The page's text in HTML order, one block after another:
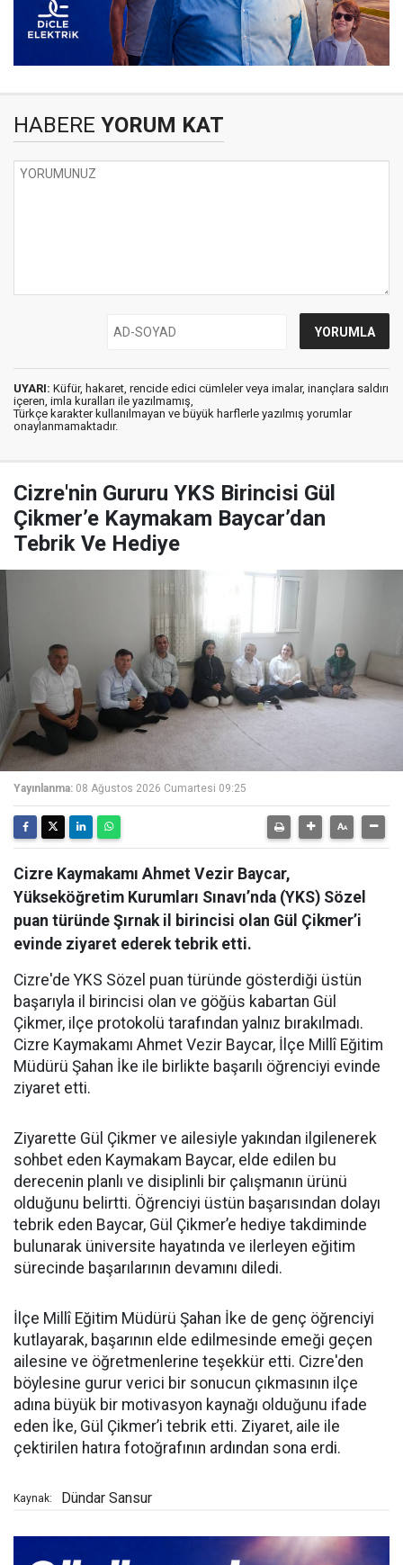
HABERE YORUM KAT
UYARI: Küfür, hakaret, rencide edici cümleler veya imalar, inançlara saldırı
içeren, imla kuralları ile yazılmamış,
Türkçe karakter kullanılmayan ve büyük harflerle yazılmış yorumlar
onaylanmamaktadır.
Cizre'nin Gururu YKS Birincisi Gül
Çikmer’e Kaymakam Baycar’dan
Tebrik Ve Hediye
Yayınlanma: 08 Ağustos 2026 Cumartesi 09:25
Cizre Kaymakamı Ahmet Vezir Baycar,
Yükseköğretim Kurumları Sınavı’nda (YKS) Sözel
puan türünde Şırnak il birincisi olan Gül Çikmer’i
evinde ziyaret ederek tebrik etti.
Cizre'de YKS Sözel puan türünde gösterdiği üstün
başarıyla il birincisi olan ve göğüs kabartan Gül
Çikmer, ilçe protokolü tarafından yalnız bırakılmadı.
Cizre Kaymakamı Ahmet Vezir Baycar, İlçe Millî Eğitim
Müdürü Şahan İke ile birlikte başarılı öğrenciyi evinde
ziyaret etti.
Ziyarette Gül Çikmer ve ailesiyle yakından ilgilenerek
sohbet eden Kaymakam Baycar, elde edilen bu
derecenin planlı ve disiplinli bir çalışmanın ürünü
olduğunu belirtti. Öğrenciyi üstün başarısından dolayı
tebrik eden Baycar, Gül Çikmer’e hediye takdiminde
bulunarak üniversite hayatında ve ilerleyen eğitim
sürecinde başarılarının devamını diledi.
İlçe Millî Eğitim Müdürü Şahan İke de genç öğrenciyi
kutlayarak, başarının elde edilmesinde emeği geçen
ailesine ve öğretmenlerine teşekkür etti. Cizre'den
böylesine gurur verici bir sonucun çıkmasının ilçe
adına büyük bir motivasyon kaynağı olduğunu ifade
eden İke, Gül Çikmer’i tebrik etti. Ziyaret, aile ile
çektirilen hatıra fotoğrafının ardından sona erdi.
Kaynak: Dündar Sansur